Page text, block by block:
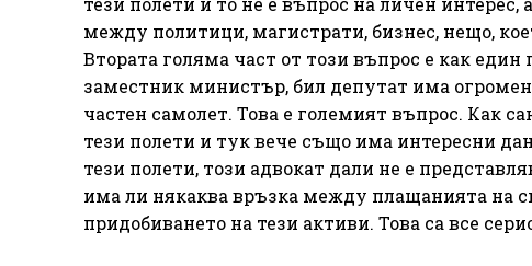
между политици, магистрати, бизнес, нещо,
Втората голяма част от този въпрос е как
заместник министър, бил депутат има
частен самолет. Това е големият въпрос. Как
тези полети и тук вече също има интересни
тези полети, този адвокат дали не е
има ли някаква връзка между плащанията на
придобиването на тези активи. Това са все